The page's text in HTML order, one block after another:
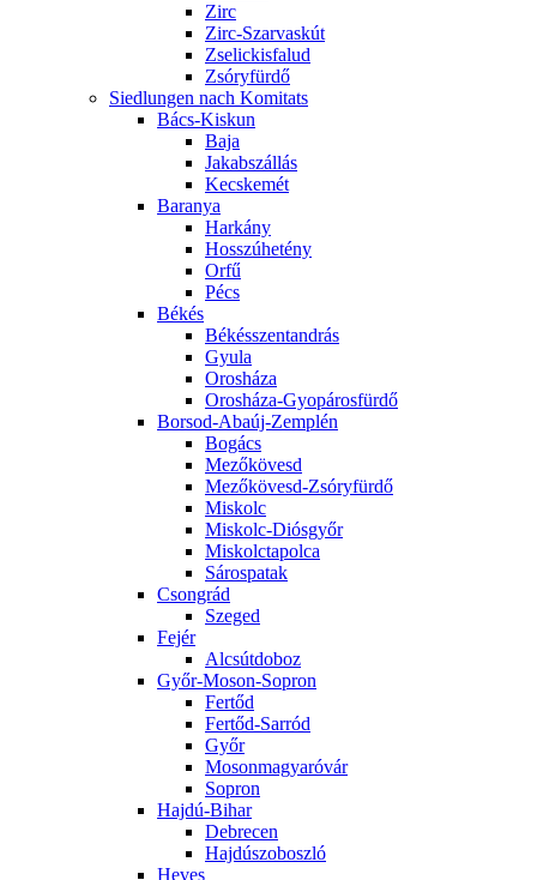
Zirc
Zirc-Szarvaskút
Zselickisfalud
Zsóryfürdő
Siedlungen nach Komitats
Bács-Kiskun
Baja
Jakabszállás
Kecskemét
Baranya
Harkány
Hosszúhetény
Orfű
Pécs
Békés
Békésszentandrás
Gyula
Orosháza
Orosháza-Gyopárosfürdő
Borsod-Abaúj-Zemplén
Bogács
Mezőkövesd
Mezőkövesd-Zsóryfürdő
Miskolc
Miskolc-Diósgyőr
Miskolctapolca
Sárospatak
Csongrád
Szeged
Fejér
Alcsútdoboz
Győr-Moson-Sopron
Fertőd
Fertőd-Sarród
Győr
Mosonmagyaróvár
Sopron
Hajdú-Bihar
Debrecen
Hajdúszoboszló
Heves